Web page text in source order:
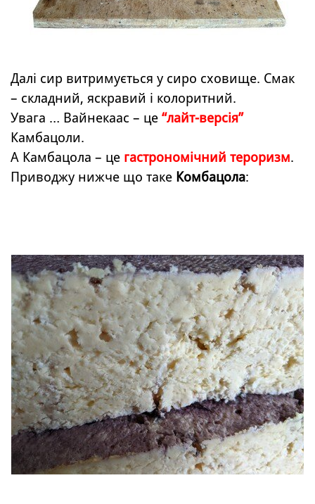
Далі сир витримується у сиро сховище. Смак
– складний, яскравий і колоритний.
Увага … Вайнекаас – це “лайт-версія”
Камбацоли.
А Камбацола – це гастрономічний тероризм.
Приводжу нижче що таке Комбацола: